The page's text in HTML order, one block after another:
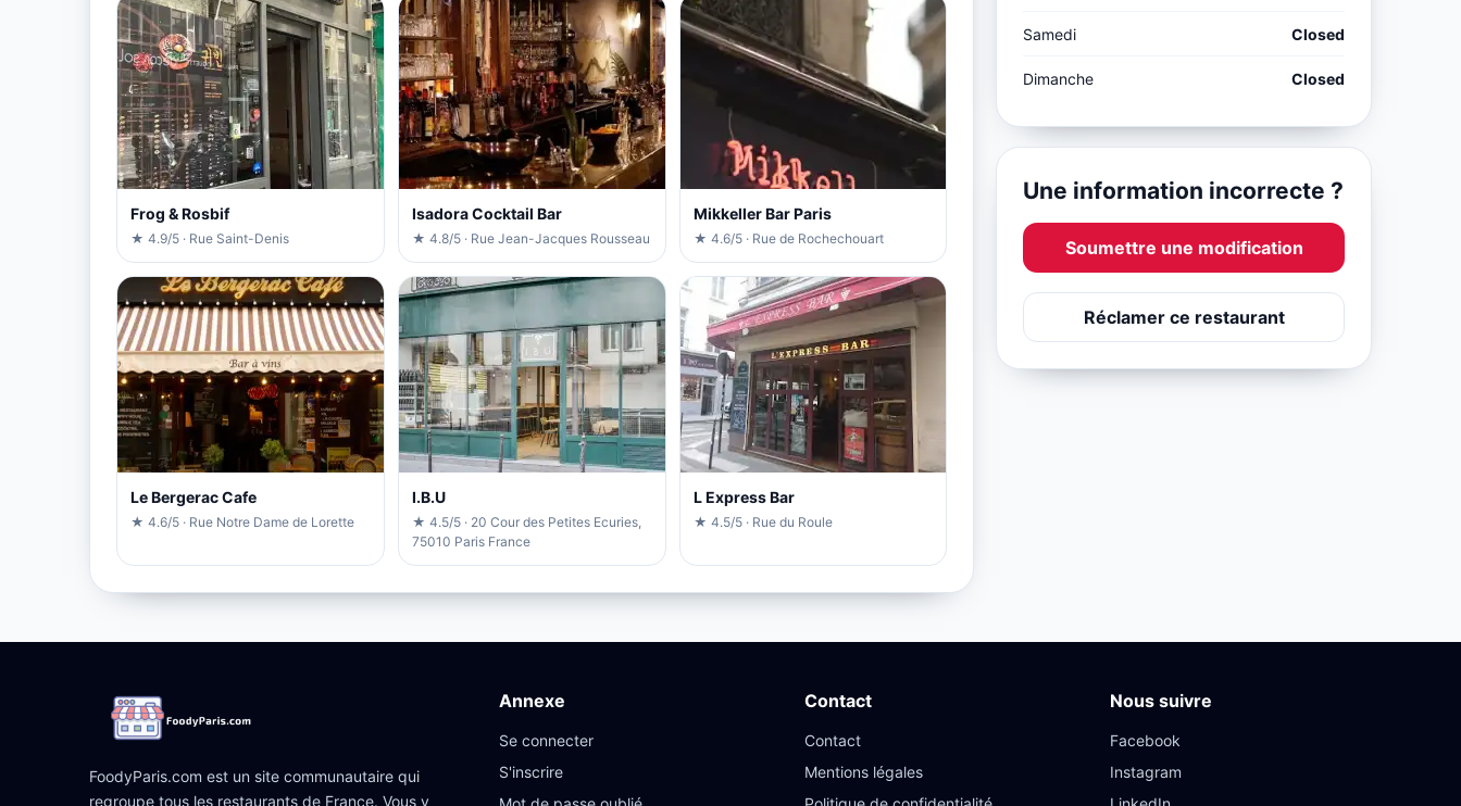
Frog & Rosbif
★ 4.9/5 · Rue Saint-Denis
Isadora Cocktail Bar
★ 4.8/5 · Rue Jean-Jacques Rousseau
Mikkeller Bar Paris
★ 4.6/5 · Rue de Rochechouart
Le Bergerac Cafe
★ 4.6/5 · Rue Notre Dame de Lorette
I.B.U
★ 4.5/5 · 20 Cour des Petites Ecuries,
75010 Paris France
L Express Bar
★ 4.5/5 · Rue du Roule
Samedi Closed
Dimanche Closed
Une information incorrecte ?
Soumettre une modification
Réclamer ce restaurant
FoodyParis.com est un site communautaire qui
regroupe tous les restaurants de France. Vous y
Annexe
Se connecter
S'inscrire
Contact
Contact
Mentions légales
Nous suivre
Facebook
Instagram